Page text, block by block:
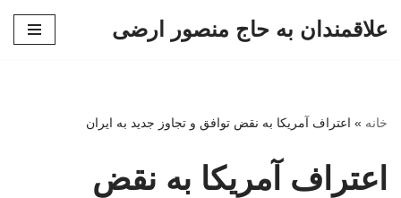
علاقمندان به حاج منصور ارضی
خانه » اعتراف آمریکا به نقض توافق و تجاوز جدید به ایران
اعتراف آمریکا به نقض